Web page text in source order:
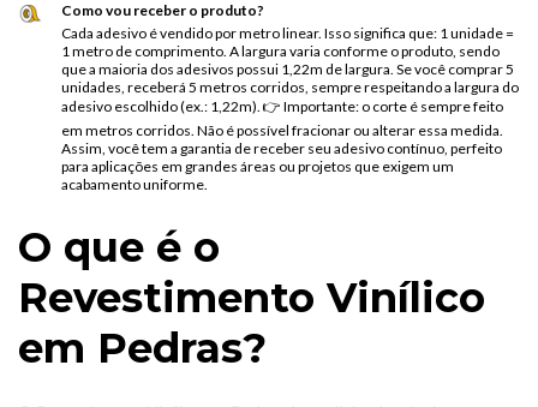
Como vou receber o produto?
Cada adesivo é vendido por metro linear. Isso significa que: 1 unidade =
1 metro de comprimento. A largura varia conforme o produto, sendo
que a maioria dos adesivos possui 1,22m de largura. Se você comprar 5
unidades, receberá 5 metros corridos, sempre respeitando a largura do
adesivo escolhido (ex.: 1,22m). 👉 Importante: o corte é sempre feito
em metros corridos. Não é possível fracionar ou alterar essa medida.
Assim, você tem a garantia de receber seu adesivo contínuo, perfeito
para aplicações em grandes áreas ou projetos que exigem um
acabamento uniforme.
O que é o
Revestimento Vinílico
em Pedras?